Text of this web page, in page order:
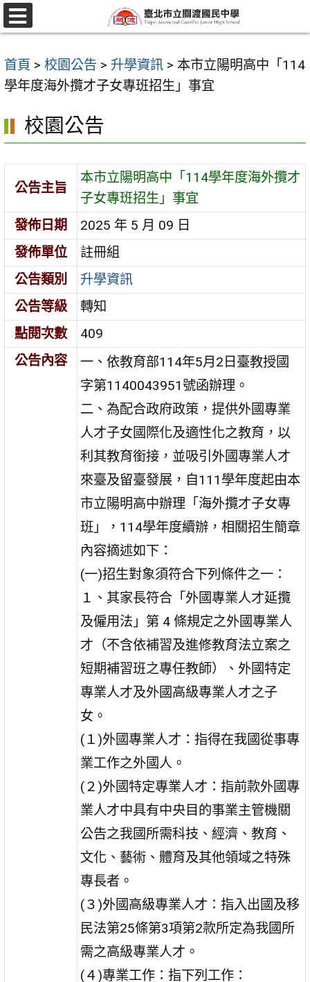
跳
至
要
內
區
選
單
首頁 > 校園公告 > 升學資訊 > 本市立陽明高中「114
學年度海外攬才子女專班招生」事宜
校園公告
公告主旨
本市立陽明高中「114學年度海外攬才
子女專班招生」事宜
發佈日期
2025 年 5 月 09 日
發佈單位
註冊組
公告類別
升學資訊
公告等級
轉知
點閱次數
409
公告內容
一、依教育部114年5月2日臺教授國
字第1140043951號函辦理。
二、為配合政府政策，提供外國專業
人才子女國際化及適性化之教育，以
利其教育銜接，並吸引外國專業人才
來臺及留臺發展，自111學年度起由本
市立陽明高中辦理「海外攬才子女專
班」，114學年度續辦，相關招生簡章
內容摘述如下：
(一)招生對象須符合下列條件之一：
１、其家長符合「外國專業人才延攬
及僱用法」第 4 條規定之外國專業人
才（不含依補習及進修教育法立案之
短期補習班之專任教師）、外國特定
專業人才及外國高級專業人才之子
女。
(１)外國專業人才：指得在我國從事專
業工作之外國人。
(２)外國特定專業人才：指前款外國專
業人才中具有中央目的事業主管機關
公告之我國所需科技、經濟、教育、
文化、藝術、體育及其他領域之特殊
專長者。
(３)外國高級專業人才：指入出國及移
民法第25條第3項第2款所定為我國所
需之高級專業人才。
(４)專業工作：指下列工作：